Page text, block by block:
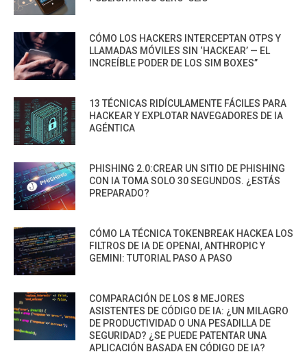
CÓMO LOS HACKERS INTERCEPTAN OTPS Y
LLAMADAS MÓVILES SIN ‘HACKEAR’ — EL
INCREÍBLE PODER DE LOS SIM BOXES”
13 TÉCNICAS RIDÍCULAMENTE FÁCILES PARA
HACKEAR Y EXPLOTAR NAVEGADORES DE IA
AGÉNTICA
PHISHING 2.0:CREAR UN SITIO DE PHISHING
CON IA TOMA SOLO 30 SEGUNDOS. ¿ESTÁS
PREPARADO?
CÓMO LA TÉCNICA TOKENBREAK HACKEA LOS
FILTROS DE IA DE OPENAI, ANTHROPIC Y
GEMINI: TUTORIAL PASO A PASO
COMPARACIÓN DE LOS 8 MEJORES
ASISTENTES DE CÓDIGO DE IA: ¿UN MILAGRO
DE PRODUCTIVIDAD O UNA PESADILLA DE
SEGURIDAD? ¿SE PUEDE PATENTAR UNA
APLICACIÓN BASADA EN CÓDIGO DE IA?